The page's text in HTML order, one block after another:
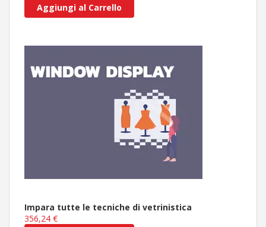
Aggiungi al Carrello
Impara tutte le tecniche di vetrinistica
356,24 €